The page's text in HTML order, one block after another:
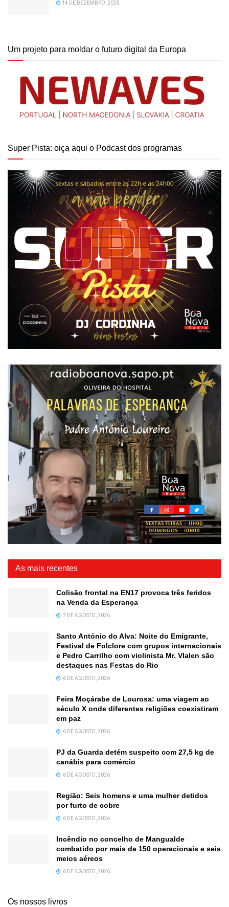
14 DE DEZEMBRO, 2025
Um projeto para moldar o futuro digital da Europa
Super Pista: oiça aqui o Podcast dos programas
As mais recentes
Colisão frontal na EN17 provoca três feridos
na Venda da Esperança
7 DE AGOSTO, 2026
Santo António do Alva: Noite do Emigrante,
Festival de Folclore com grupos internacionais
e Pedro Carrilho com violinista Mr. Vlalen são
destaques nas Festas do Rio
6 DE AGOSTO, 2026
Feira Moçárabe de Lourosa: uma viagem ao
século X onde diferentes religiões coexistiram
em paz
6 DE AGOSTO, 2026
PJ da Guarda detém suspeito com 27,5 kg de
canábis para comércio
6 DE AGOSTO, 2026
Região: Seis homens e uma mulher detidos
por furto de cobre
6 DE AGOSTO, 2026
Incêndio no concelho de Mangualde
combatido por mais de 150 operacionais e seis
meios aéreos
6 DE AGOSTO, 2026
Os nossos livros